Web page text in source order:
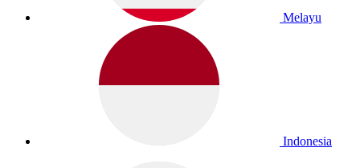
Melayu
Indonesia